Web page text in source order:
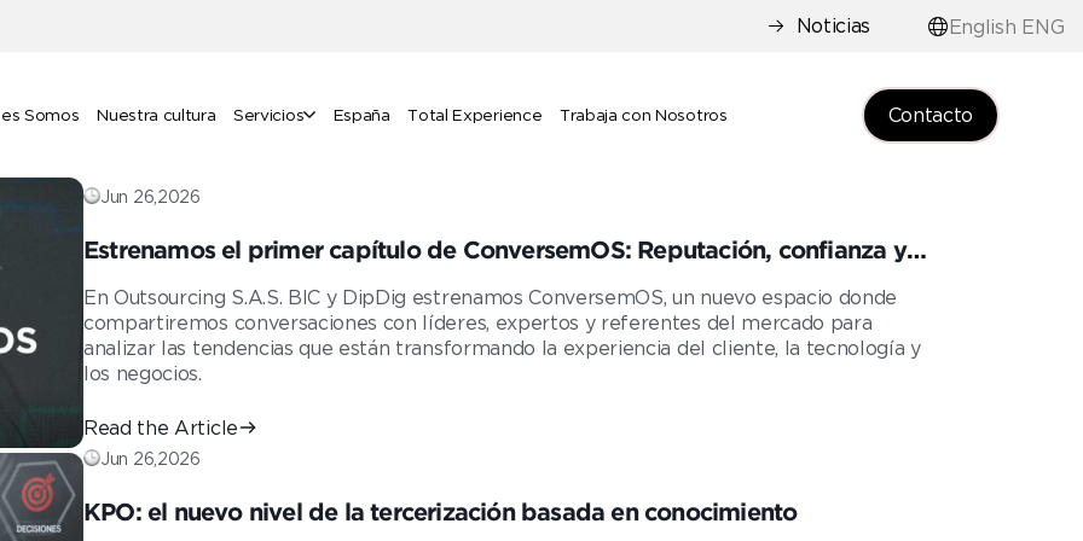
Noticias English ENG
Somos Nuestra cultura Servicios España Total Experience Trabaja con Nosotros Contacto
Jun 26,2026
Estrenamos el primer capítulo de ConversemOS: Reputación, confianza y
En Outsourcing S.A.S. BIC y DipDig estrenamos ConversemOS, un nuevo espacio donde
compartiremos conversaciones con líderes, expertos y referentes del mercado para
analizar las tendencias que están transformando la experiencia del cliente, la tecnología y
los negocios.
Read the Article
Jun 26,2026
KPO: el nuevo nivel de la tercerización basada en conocimiento